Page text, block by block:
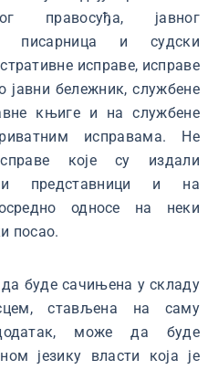
правосуђа, јавног
писарница и судски
исправе, исправе
јавни бележник, службене
књиге и на службене
исправама. Не
које су издали
представници и на
односе на неки
посао.
буде сачињена у складу
стављена на саму
може да буде
језику власти која је